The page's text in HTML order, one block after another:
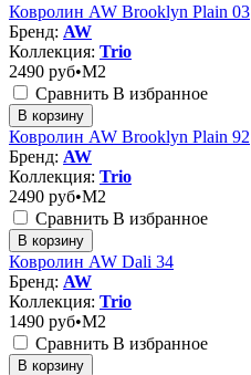
Ковролин AW Brooklyn Plain 03
Бренд: AW
Коллекция: Trio
2490 руб•M2
Сравнить В избранное
В корзину
Ковролин AW Brooklyn Plain 92
Бренд: AW
Коллекция: Trio
2490 руб•M2
Сравнить В избранное
В корзину
Ковролин AW Dali 34
Бренд: AW
Коллекция: Trio
1490 руб•M2
Сравнить В избранное
В корзину